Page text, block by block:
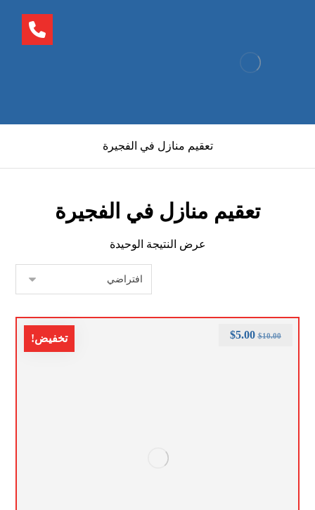
تعقيم منازل في الفجيرة
تعقيم منازل في الفجيرة
عرض النتيجة الوحيدة
تخفيض! $10.00
$5.00